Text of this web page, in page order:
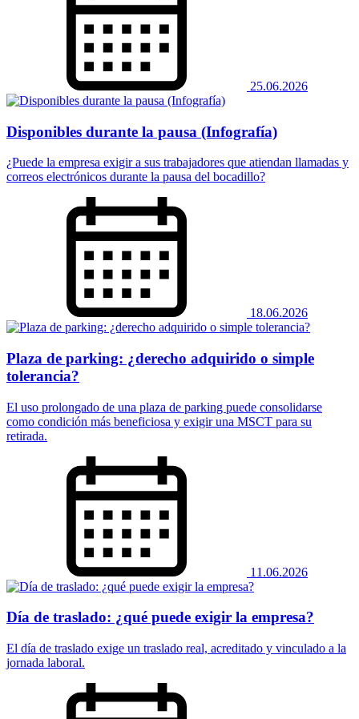
25.06.2026
Disponibles durante la pausa (Infografía)
¿Puede la empresa exigir a sus trabajadores que atiendan llamadas y
correos electrónicos durante la pausa del bocadillo?
18.06.2026
Plaza de parking: ¿derecho adquirido o simple
tolerancia?
El uso prolongado de una plaza de parking puede consolidarse
como condición más beneficiosa y exigir una MSCT para su
retirada.
11.06.2026
Día de traslado: ¿qué puede exigir la empresa?
El día de traslado exige un traslado real, acreditado y vinculado a la
jornada laboral.